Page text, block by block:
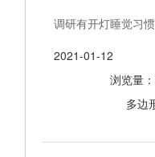
调研有开灯睡觉习
2021-01-12
浏览量
多边